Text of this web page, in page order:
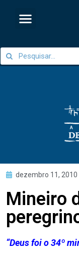
dezembro 11, 2010
Mineiro
“Deus foi o 34º